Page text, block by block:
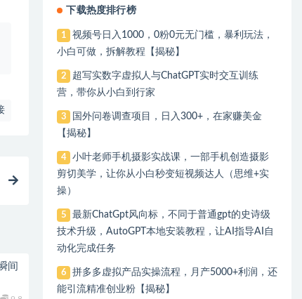
间
下载热度排行榜
1
视频号日入1000，0粉0元无门槛，暴利玩法，
小白可做，拆解教程【揭秘】
2
超写实数字虚拟人与ChatGPT实时交互训练
营，带你从小白到行家
3
国外问卷调查项目，日入300+，在家赚美金
【揭秘】
4
小叶老师手机摄影实战课，一部手机创造摄影
剪切美学，让你从小白秒变短视频达人（思维+实
操）
5
最新ChatGpt风向标，不同于普通gpt的史诗级
技术升级，AutoGPT本地安装教程，让AI指导AI自
动化完成任务
6
拼多多虚拟产品实操流程，月产5000+利润，还
能引流精准创业粉【揭秘】